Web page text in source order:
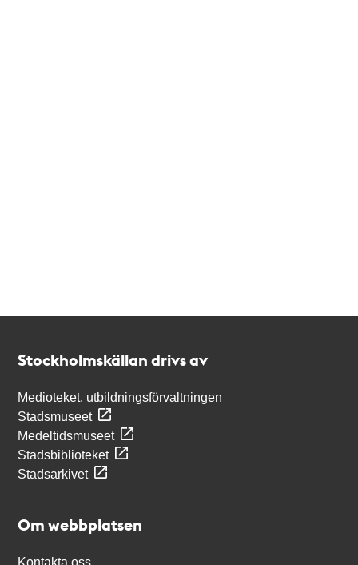
Stockholmskällan drivs av
Medioteket, utbildningsförvaltningen
Stadsmuseet
Medeltidsmuseet
Stadsbiblioteket
Stadsarkivet
Om webbplatsen
Kontakta oss